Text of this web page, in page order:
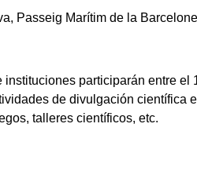
Passeig Marítim de la
participarán entre el
de divulgación científica
talleres científicos, etc.